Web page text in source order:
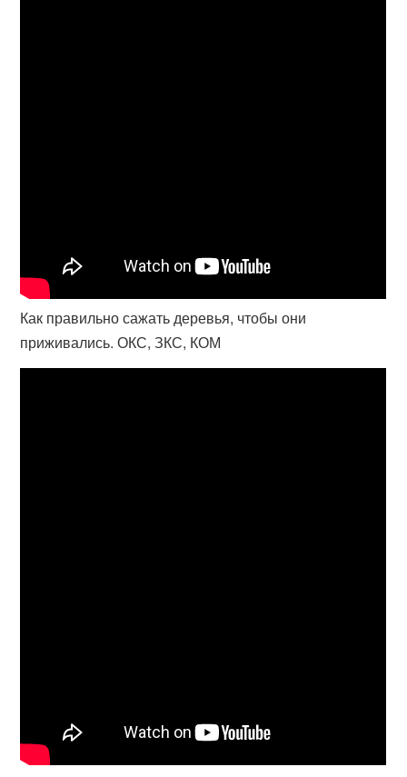
Как правильно сажать деревья, чтобы они
приживались. ОКС, ЗКС, КОМ